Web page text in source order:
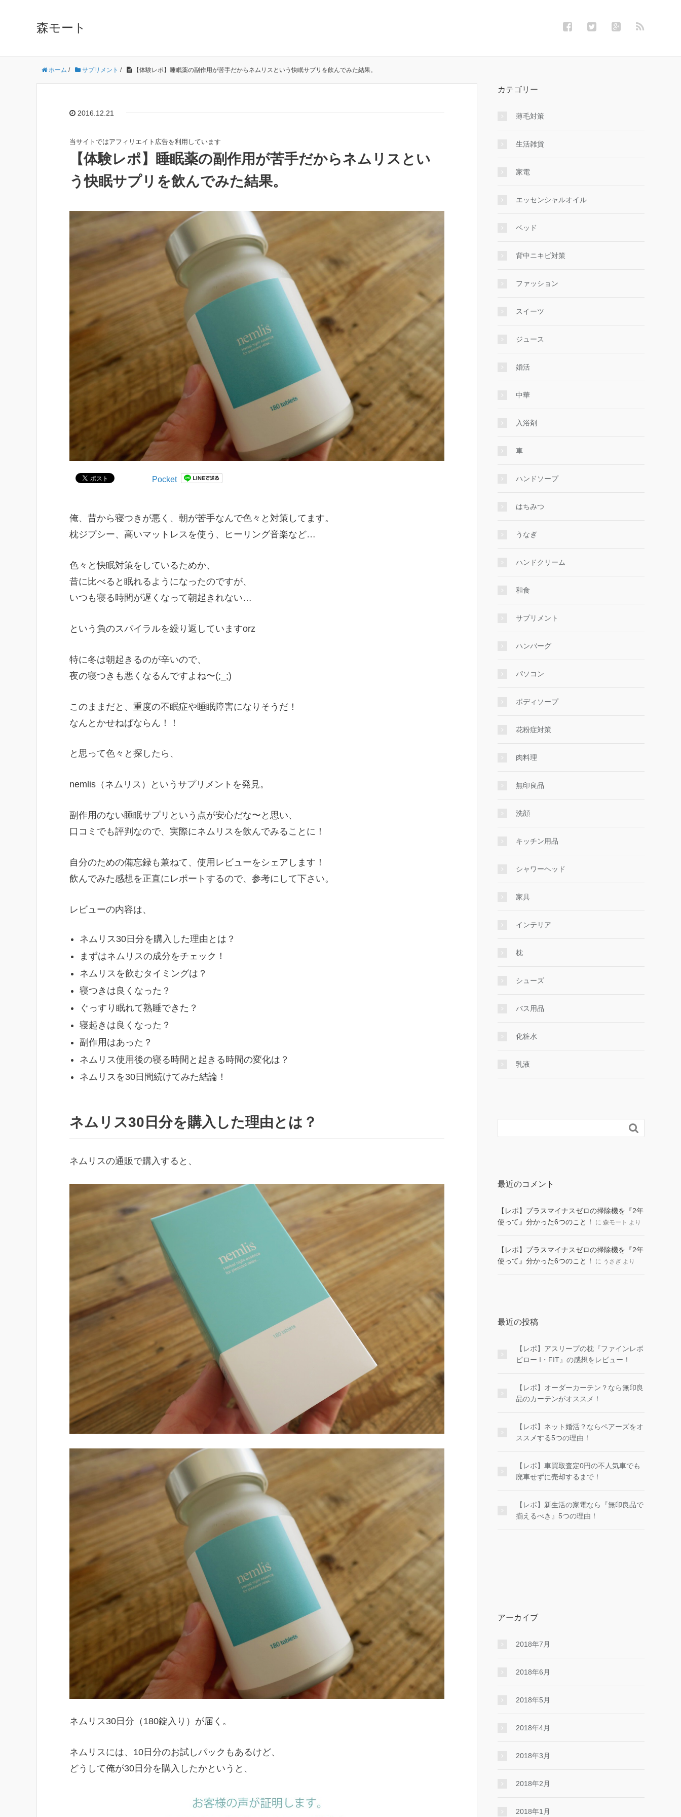
森モート
ホーム / サプリメント / 【体験レポ】睡眠薬の副作用が苦手だからネムリスという快眠サプリを飲んでみた結果。
2016.12.21
当サイトではアフィリエイト広告を利用しています
【体験レポ】睡眠薬の副作用が苦手だからネムリスとい
う快眠サプリを飲んでみた結果。
Pocket
俺、昔から寝つきが悪く、朝が苦手なんで色々と対策してます。
枕ジプシー、高いマットレスを使う、ヒーリング音楽など…
色々と快眠対策をしているためか、
昔に比べると眠れるようになったのですが、
いつも寝る時間が遅くなって朝起きれない…
という負のスパイラルを繰り返していますorz
特に冬は朝起きるのが辛いので、
夜の寝つきも悪くなるんですよね〜(;_;)
このままだと、重度の不眠症や睡眠障害になりそうだ！
なんとかせねばならん！！
と思って色々と探したら、
nemlis（ネムリス）というサプリメントを発見。
副作用のない睡眠サプリという点が安心だな〜と思い、
口コミでも評判なので、実際にネムリスを飲んでみることに！
自分のための備忘録も兼ねて、使用レビューをシェアします！
飲んでみた感想を正直にレポートするので、参考にして下さい。
レビューの内容は、
ネムリス30日分を購入した理由とは？
まずはネムリスの成分をチェック！
ネムリスを飲むタイミングは？
寝つきは良くなった？
ぐっすり眠れて熟睡できた？
寝起きは良くなった？
副作用はあった？
ネムリス使用後の寝る時間と起きる時間の変化は？
ネムリスを30日間続けてみた結論！
ネムリス30日分を購入した理由とは？
ネムリスの通販で購入すると、
ネムリス30日分（180錠入り）が届く。
ネムリスには、10日分のお試しパックもあるけど、
どうして俺が30日分を購入したかというと、
カテゴリー
薄毛対策
生活雑貨
家電
エッセンシャルオイル
ベッド
背中ニキビ対策
ファッション
スイーツ
ジュース
婚活
中華
入浴剤
車
ハンドソープ
はちみつ
うなぎ
ハンドクリーム
和食
サプリメント
ハンバーグ
パソコン
ボディソープ
花粉症対策
肉料理
無印良品
洗顔
キッチン用品
シャワーヘッド
家具
インテリア
枕
シューズ
バス用品
化粧水
乳液

最近のコメント
【レポ】プラスマイナスゼロの掃除機を『2年
使って』分かった6つのこと！
に 森モート より
【レポ】プラスマイナスゼロの掃除機を『2年
使って』分かった6つのこと！
に うさぎ より
最近の投稿
【レポ】アスリープの枕『ファインレボ
ピロー I・FIT』の感想をレビュー！
【レポ】オーダーカーテン？なら無印良
品のカーテンがオススメ！
【レポ】ネット婚活？ならペアーズをオ
ススメする5つの理由！
【レポ】車買取査定0円の不人気車でも
廃車せずに売却するまで！
【レポ】新生活の家電なら『無印良品で
揃えるべき』5つの理由！
アーカイブ
2018年7月
2018年6月
2018年5月
2018年4月
2018年3月
2018年2月
2018年1月